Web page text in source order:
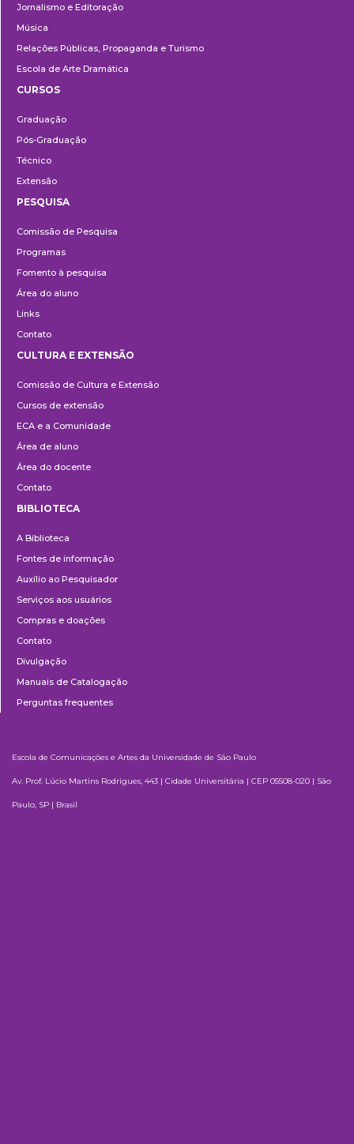
Jornalismo e Editoração
Música
Relações Públicas, Propaganda e Turismo
Escola de Arte Dramática
CURSOS
Graduação
Pós-Graduação
Técnico
Extensão
PESQUISA
Comissão de Pesquisa
Programas
Fomento à pesquisa
Área do aluno
Links
Contato
e
Extensão
CULTURA E EXTENSÃO
Comissão de Cultura e Extensão
Cursos de extensão
ECA e a Comunidade
Área de aluno
Área do docente
Contato
BIBLIOTECA
A Biblioteca
Fontes de informação
Auxílio ao Pesquisador
Serviços aos usuários
Compras e doações
Contato
Divulgação
Manuais de Catalogação
Perguntas frequentes
Escola de Comunicações e Artes da Universidade de São Paulo
Av. Prof. Lúcio Martins Rodrigues, 443 | Cidade Universitária | CEP 05508-020 | São
Paulo, SP | Brasil